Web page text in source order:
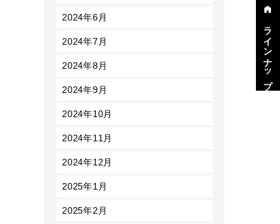
2024年6月
2024年7月
2024年8月
2024年9月
2024年10月
2024年11月
2024年12月
2025年1月
2025年2月
ラインナップ